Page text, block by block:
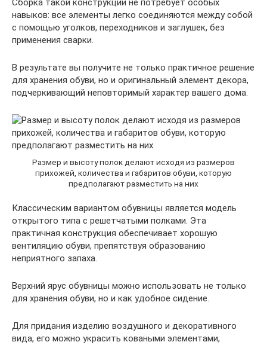
Сборка такой конструкции не потребует особых
навыков: все элементы легко соединяются между собой
с помощью уголков, переходников и заглушек, без
применения сварки.
В результате вы получите не только практичное решение
для хранения обуви, но и оригинальный элемент декора,
подчеркивающий неповторимый характер вашего дома.
Размер и высоту полок делают исходя из размеров
прихожей, количества и габаритов обуви, которую
предполагают разместить на них
Классическим вариантом обувницы является модель
открытого типа с решетчатыми полками. Эта
практичная конструкция обеспечивает хорошую
вентиляцию обуви, препятствуя образованию
неприятного запаха.
Верхний ярус обувницы можно использовать не только
для хранения обуви, но и как удобное сидение.
Для придания изделию воздушного и декоративного
вида, его можно украсить коваными элементами,